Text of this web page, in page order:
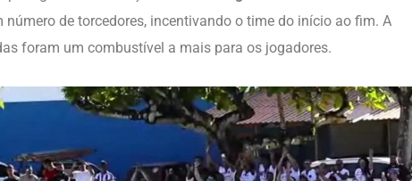
de torcedores, incentivando o time do início ao fim. A
foram um combustível a mais para os jogadores.